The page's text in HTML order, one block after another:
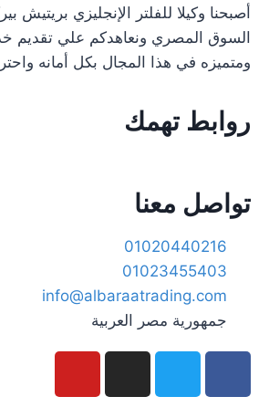
أصبحنا وكيلا للفلتر الإنجليزي بريتيش
السوق المصري ونعاهدكم علي تقديم
ومتميزه في هذا المجال بكل أمانه
روابط تهمك
تواصل معنا
01020440216
01023455403
info@albaraatrading.com
جمهورية مصر العربية